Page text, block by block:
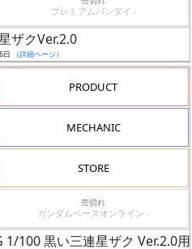
プレミアムバンダイ -
ザクVer.2.0
日 （詳細ページ）
PRODUCT
MECHANIC
STORE
売切れ
ガンダムベースオンライン -
100 黒い三連星ザク Ver.2.0用